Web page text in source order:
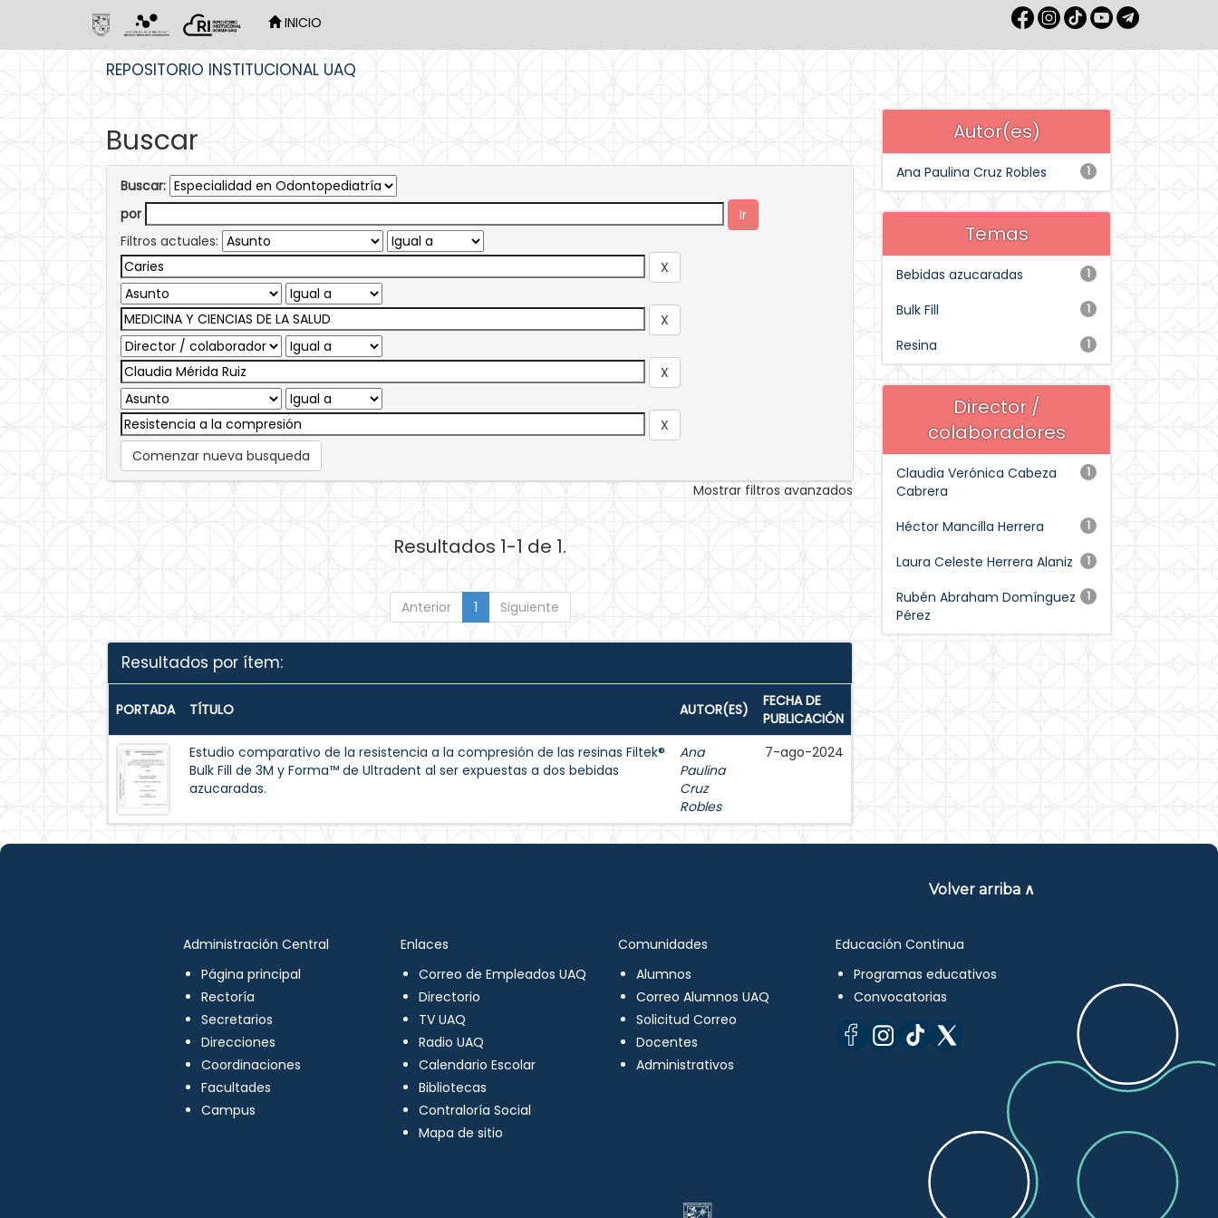
INICIO
REPOSITORIO INSTITUCIONAL UAQ
Buscar
Buscar:
por
Filtros actuales:
Comenzar nueva busqueda
Mostrar filtros avanzados
Resultados 1-1 de 1.
Anterior 1 Siguiente
Resultados por ítem:
PORTADA TÍTULO AUTOR(ES)
FECHA DE
PUBLICACIÓN
Estudio comparativo de la resistencia a la compresión de las resinas Filtek®
Bulk Fill de 3M y Forma™ de Ultradent al ser expuestas a dos bebidas
azucaradas.
Ana
Paulina
Cruz
Robles
7-ago-2024
Autor(es)
1
Ana Paulina Cruz Robles
Temas
1
Bebidas azucaradas
1
Bulk Fill
1
Resina
Director /
colaboradores
1
Claudia Verónica Cabeza
Cabrera
1
Héctor Mancilla Herrera
1
Laura Celeste Herrera Alaniz
1
Rubén Abraham Domínguez
Pérez
Volver arriba ∧
Administración Central
Página principal
Rectoría
Secretarios
Direcciones
Coordinaciones
Facultades
Campus
Enlaces
Correo de Empleados UAQ
Directorio
TV UAQ
Radio UAQ
Calendario Escolar
Bibliotecas
Contraloría Social
Mapa de sitio
Comunidades
Alumnos
Correo Alumnos UAQ
Solicitud Correo
Docentes
Administrativos
Educación Continua
Programas educativos
Convocatorias